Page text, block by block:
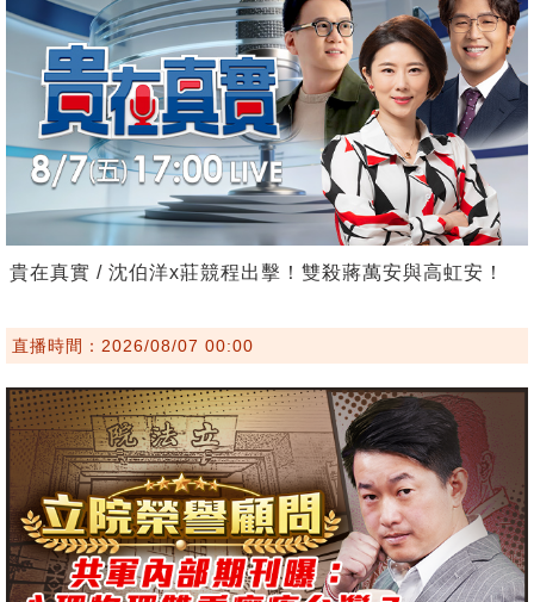
貴在真實 / 沈伯洋x莊競程出擊！雙殺蔣萬安與高虹安！
直播時間：2026/08/07 00:00